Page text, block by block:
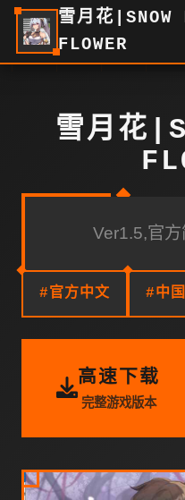
雪月花|SNOW
FLOWER
雪月花
Ver1.5,官
#官方中文 #中
高速下载
完整游戏版本